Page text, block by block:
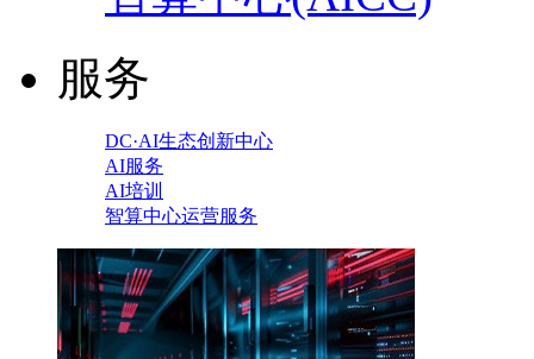
服务
DC·AI生态创新中心
AI服务
AI培训
智算中心运营服务